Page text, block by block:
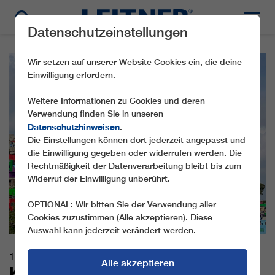
10.08.2021
Datenschutzeinstellungen
Wir setzen auf unserer Website Cookies ein, die deine
Einwilligung erfordern.
Weitere Informationen zu Cookies und deren
Verwendung finden Sie in unseren
Datenschutzhinweisen.
Die Einstellungen können dort jederzeit angepasst und
die Einwilligung gegeben oder widerrufen werden. Die
Rechtmäßigkeit der Datenverarbeitung bleibt bis zum
Widerruf der Einwilligung unberührt.
OPTIONAL: Wir bitten Sie der Verwendung aller
Cookies zuzustimmen (Alle akzeptieren). Diese
Auswahl kann jederzeit verändert werden.
Alle akzeptieren